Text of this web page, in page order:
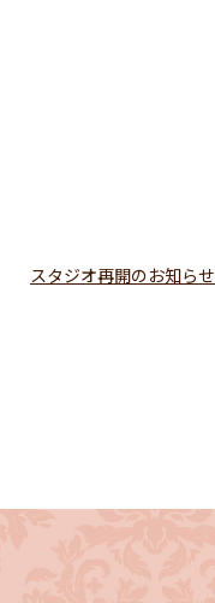
スタジオ再開のお知らせ